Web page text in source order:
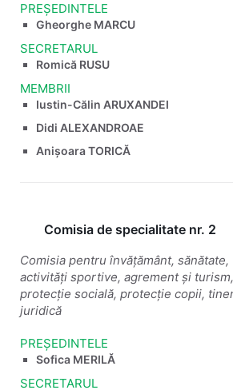
PREȘEDINTELE
Gheorghe MARCU
SECRETARUL
Romică RUSU
MEMBRII
Iustin-Călin ARUXANDEI
Didi ALEXANDROAE
Anișoara TORICĂ
Comisia de specialitate nr. 2
Comisia pentru învățământ,
activități sportive, agrement și
protecție socială, protecție copii,
juridică
PREȘEDINTELE
Sofica MERILĂ
SECRETARUL